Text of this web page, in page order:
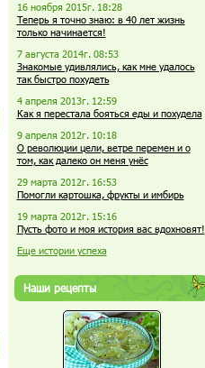
16 ноября 2015г. 18:28
Теперь я точно знаю: в 40 лет жизнь
только начинается!
7 августа 2014г. 08:53
Знакомые удивлялись, как мне удалось
так быстро похудеть
4 апреля 2013г. 12:59
Как я перестала бояться еды и похудела
9 апреля 2012г. 10:18
О революции цели, ветре перемен и о
том, как далеко он меня унёс
29 марта 2012г. 16:53
Помогли картошка, фрукты и имбирь
19 марта 2012г. 15:16
Пусть фото и моя история вас вдохновят!
Еще истории успеха
Наши рецепты